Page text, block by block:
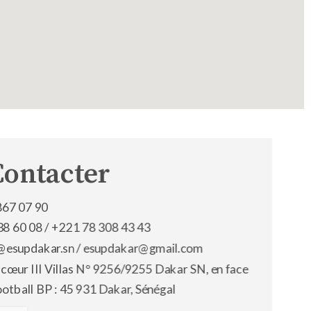
07 90
60 08 /+221 78 308 43 43
/ esupdakar@gmail.com
cœur III Villas N° 9256/9255 Dakar SN, en face
BP : 45 931 Dakar, Sénégal